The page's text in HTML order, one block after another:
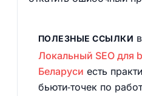
ПОЛЕЗНЫЕ ССЫЛКИ
Локальный SEO для
Беларуси есть
бьюти‑точек по